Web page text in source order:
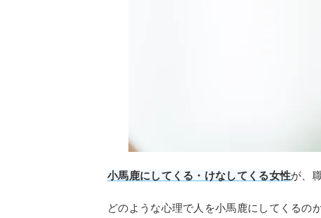
小馬鹿にしてくる・けなしてくる女性が、
どのような心理で人を小馬鹿にしてくるの